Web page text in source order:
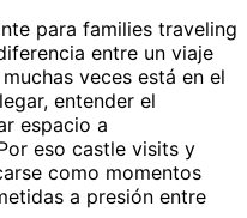
para families traveling
entre un viaje
veces está en el
entender el
espacio a
eso castle visits y
como momentos
a presión entre